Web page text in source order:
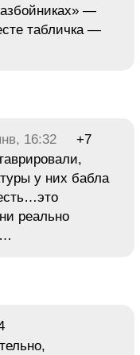
—
табличка —
16:32
+7
у них бабла
реально